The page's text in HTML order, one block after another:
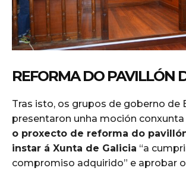
REFORMA DO PAVILLÓN
Tras isto, os grupos de goberno de
presentaron unha moción conxunta
o proxecto de reforma do
instar á Xunta de Galicia “a
compromiso adquirido” e aprobar